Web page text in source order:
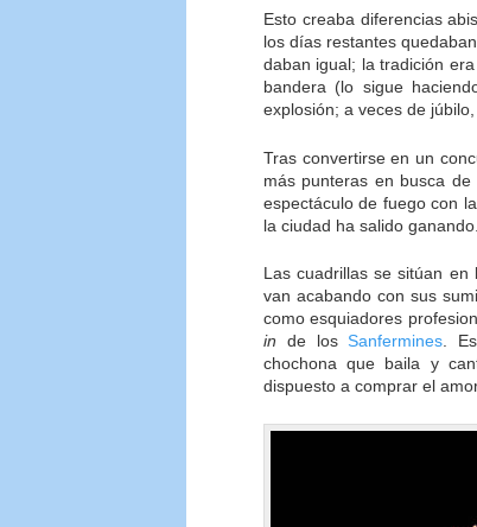
Esto creaba diferencias
los días restantes
daban igual; la tradición
bandera (lo sigue
explosión; a veces de
Tras convertirse en un
más punteras en busca
espectáculo de fuego con
la ciudad ha salido ganando.
Las cuadrillas se sitúan
van acabando con sus
como esquiadores
in de losSanfermines .
chochona que baila y
dispuesto a comprar el